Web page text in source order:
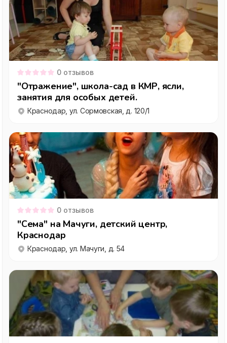
0 отзывов
"Отражение", школа-сад в КМР, ясли,
занятия для особых детей.
Краснодар, ул. Сормовская, д. 120/1
0 отзывов
"Сема" на Мачуги, детский центр,
Краснодар
Краснодар, ул. Мачуги, д. 54